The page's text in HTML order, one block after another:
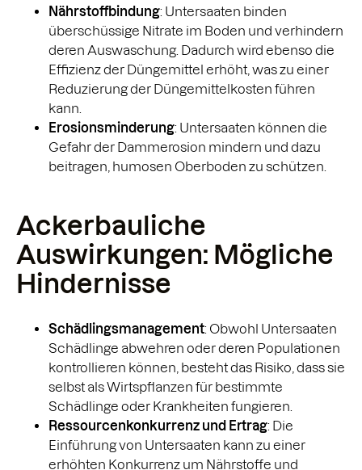
Nährstoffbindung: Untersaaten binden
überschüssige Nitrate im Boden und verhindern
deren Auswaschung. Dadurch wird ebenso die
Effizienz der Düngemittel erhöht, was zu einer
Reduzierung der Düngemittelkosten führen
kann.
Erosionsminderung: Untersaaten können die
Gefahr der Dammerosion mindern und dazu
beitragen, humosen Oberboden zu schützen.
Ackerbauliche
Auswirkungen: Mögliche
Hindernisse
Schädlingsmanagement: Obwohl Untersaaten
Schädlinge abwehren oder deren Populationen
kontrollieren können, besteht das Risiko, dass sie
selbst als Wirtspflanzen für bestimmte
Schädlinge oder Krankheiten fungieren.
Ressourcenkonkurrenz und Ertrag: Die
Einführung von Untersaaten kann zu einer
erhöhten Konkurrenz um Nährstoffe und